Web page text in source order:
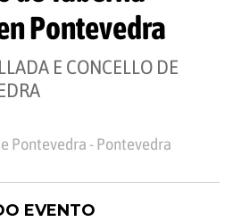
Pontevedra
E CONCELLO DE
Pontevedra - Pontevedra
EVENTO